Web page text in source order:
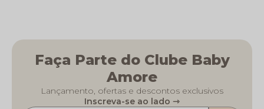
Faça Parte do Clube Baby
Amore
Lançamento, ofertas e descontos exclusivos
Inscreva-se ao lado ⇾